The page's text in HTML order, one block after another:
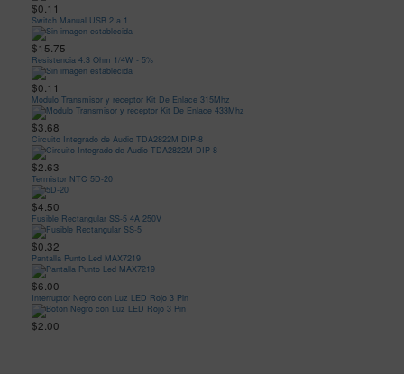
$0.11
Switch Manual USB 2 a 1
$15.75
Resistencia 4.3 Ohm 1/4W - 5%
$0.11
Modulo Transmisor y receptor Kit De Enlace 315Mhz
$3.68
Circuito Integrado de Audio TDA2822M DIP-8
$2.63
Termistor NTC 5D-20
$4.50
Fusible Rectangular SS-5 4A 250V
$0.32
Pantalla Punto Led MAX7219
$6.00
Interruptor Negro con Luz LED Rojo 3 Pin
$2.00